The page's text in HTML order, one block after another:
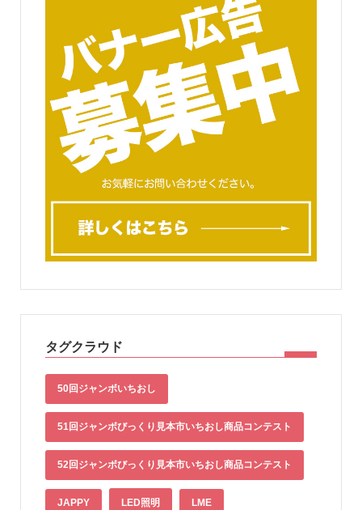
タグクラウド
50回ジャンボいちおし
51回ジャンボびっくり見本市いちおし商品コンテスト
52回ジャンボびっくり見本市いちおし商品コンテスト
JAPPY LED照明 LME